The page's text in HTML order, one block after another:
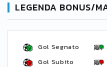
LEGENDA BONUS/
Gol Segnato
Gol Subito